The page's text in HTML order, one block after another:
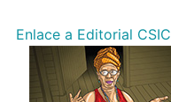
Enlace a Editorial CSIC